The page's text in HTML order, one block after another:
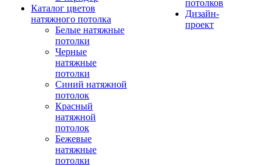
Каталог цветов
натяжного потолка
Белые натяжные
потолки
Черные
натяжные
потолки
Синий натяжной
потолок
Красный
натяжной
потолок
Бежевые
натяжные
потолки
потолков
Дизайн-
проект